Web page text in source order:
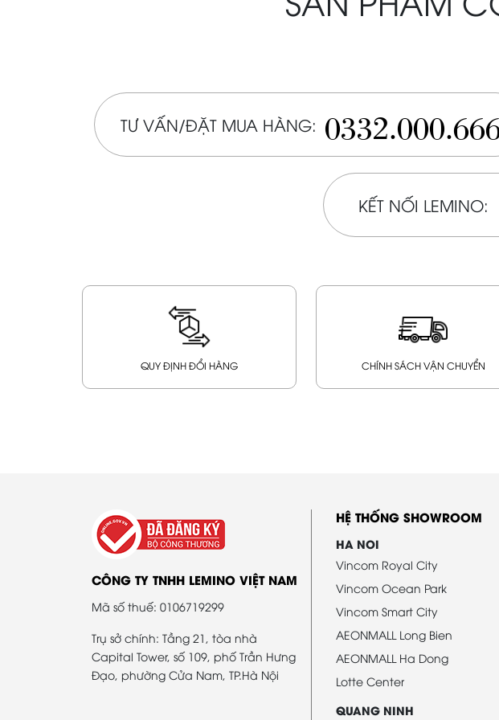
TƯ VẤN/ĐẶT MUA HÀNG:
KẾT NỐI LEMINO:
QUY ĐỊNH ĐỔI HÀNG CHÍNH SÁCH VẬN CHUYỂN
CÔNG TY TNHH LEMINO VIỆT NAM
Mã số thuế: 0106719299
Trụ sở chính: Tầng 21, tòa nhà
Capital Tower, số 109, phố Trần Hưng
Đạo, phường Cửa Nam, TP.Hà Nội
HỆ THỐNG SHOWROOM
HA NOI
Vincom Royal City
Vincom Ocean Park
Vincom Smart City
AEONMALL Long Bien
AEONMALL Ha Dong
Lotte Center
QUANG NINH